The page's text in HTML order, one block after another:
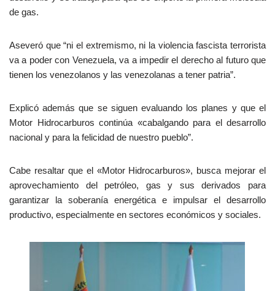
de gas.
Aseveró que “ni el extremismo, ni la violencia fascista terrorista
va a poder con Venezuela, va a impedir el derecho al futuro que
tienen los venezolanos y las venezolanas a tener patria”.
Explicó además que se siguen evaluando los planes y que el
Motor Hidrocarburos continúa «cabalgando para el desarrollo
nacional y para la felicidad de nuestro pueblo”.
Cabe resaltar que el «Motor Hidrocarburos», busca mejorar el
aprovechamiento del petróleo, gas y sus derivados para
garantizar la soberanía energética e impulsar el desarrollo
productivo, especialmente en sectores económicos y sociales.